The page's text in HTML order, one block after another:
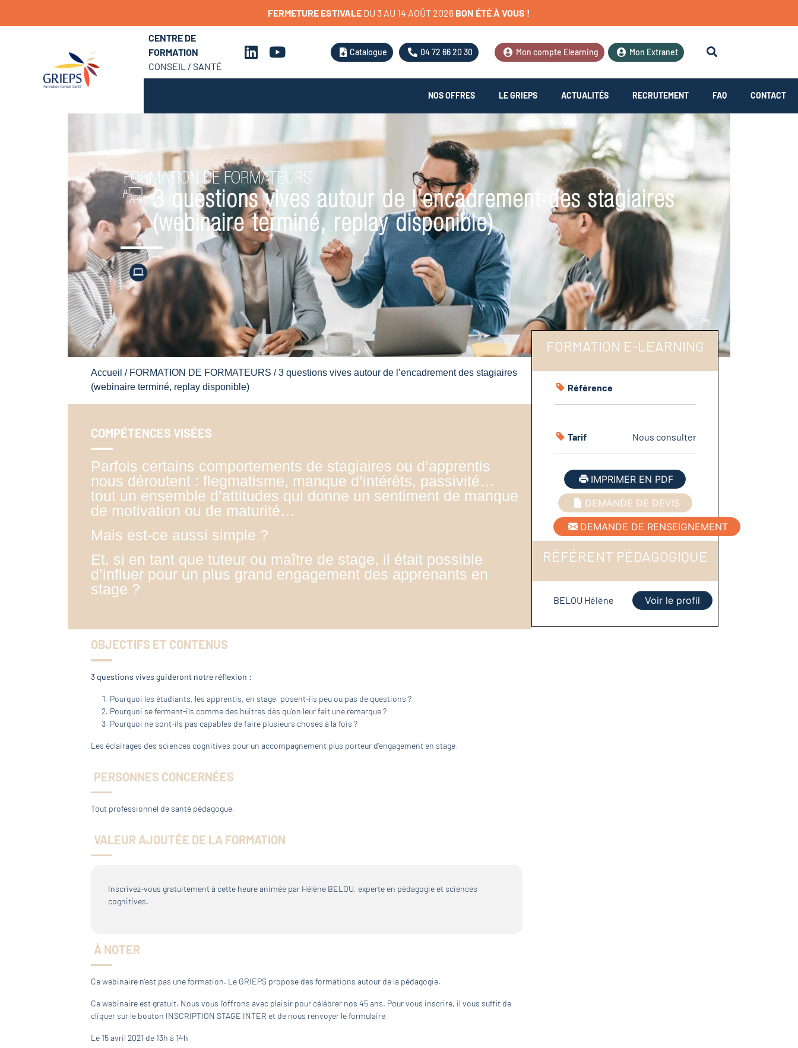
FERMETURE ESTIVALE DU 3 AU 14 AOÛT 2026 BON ÉTÉÀ VOUS !
CENTRE DE
FORMATION
CONSEIL / SANTÉ
Catalogue 04 72 66 20 30 Mon compte Elearning Mon Extranet
NOS OFFRES LE GRIEPS ACTUALITÉS RECRUTEMENT FAQ CONTACT
FORMATION DE FORMATEURS
3 questions vives autour de l’encadrement des stagiaires
(webinaire terminé, replay disponible)
Accueil / FORMATION DE FORMATEURS / 3 questions vives autour de l’encadrement des stagiaires
(webinaire terminé, replay disponible)
COMPÉTENCES VISÉES
Parfois certains comportements de stagiaires ou d’apprentis
nous déroutent : flegmatisme, manque d’intérêts, passivité…
tout un ensemble d’attitudes qui donne un sentiment de manque
de motivation ou de maturité…
Mais est-ce aussi simple ?
Et, si en tant que tuteur ou maître de stage, il était possible
d’influer pour un plus grand engagement des apprenants en
stage ?
OBJECTIFS ET CONTENUS
3 questions vives guideront notre réflexion :
Pourquoi les étudiants, les apprentis, en stage, posent-ils peu ou pas de questions ?
Pourquoi se ferment-ils comme des huitres dès qu’on leur fait une remarque ?
Pourquoi ne sont-ils pas capables de faire plusieurs choses à la fois ?
Les éclairages des sciences cognitives pour un accompagnement plus porteur d’engagement en stage.
PERSONNES CONCERNÉES
Tout professionnel de santé pédagogue.
VALEUR AJOUTÉE DE LA FORMATION
Inscrivez-vous gratuitement à cette heure animée par Hélène BELOU, experte en pédagogie et sciences
cognitives.
À NOTER
Ce webinaire n’est pas une formation. Le GRIEPS propose des formations autour de la pédagogie.
Ce webinaire est gratuit. Nous vous l’offrons avec plaisir pour célébrer nos 45 ans. Pour vous inscrire, il vous suffit de
cliquer sur le bouton INSCRIPTION STAGE INTER et de nous renvoyer le formulaire.
Le 15 avril 2021 de 13h à 14h.
FORMATION E-LEARNING
Référence
Tarif Nous consulter
IMPRIMER EN PDF
DEMANDE DE DEVIS
DEMANDE DE RENSEIGNEMENT
RÉFÉRENT PÉDAGOGIQUE
BELOU Hélène Voir le profil